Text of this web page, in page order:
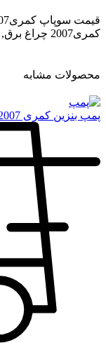
کمری2007 چراغ برق,
محصولات مشابه
پمپ بنزین کمری 2007 اصلی